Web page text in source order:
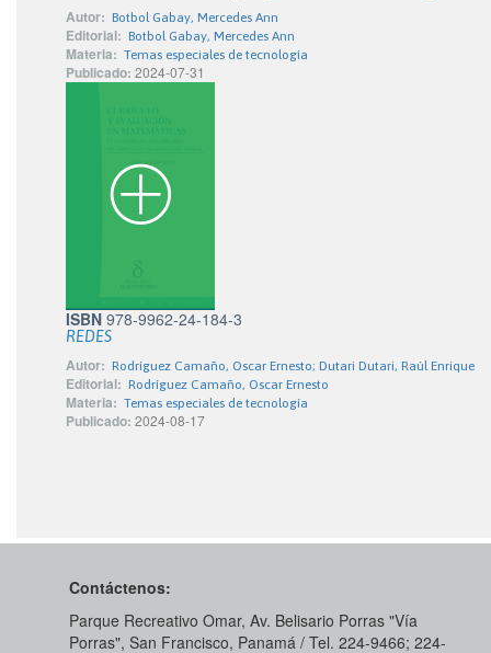
Autor: Botbol Gabay, Mercedes Ann
Editorial: Botbol Gabay, Mercedes Ann
Materia: Temas especiales de tecnología
Publicado: 2024-07-31
ISBN 978-9962-24-184-3
REDES
Autor: Rodríguez Camaño, Oscar Ernesto; Dutari Dutari, Raúl Enrique
Editorial: Rodríguez Camaño, Oscar Ernesto
Materia: Temas especiales de tecnología
Publicado: 2024-08-17
Contáctenos:
Parque Recreativo Omar, Av. Belisario Porras "Vía
Porras", San Francisco, Panamá / Tel. 224-9466; 224-